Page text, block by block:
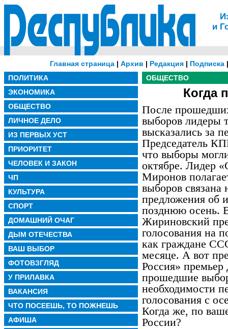
и
Главная страница | Архив | Редакция | Подписка
ПОЛИТИКА
ЭКОНОМИКА
ОБЩЕСТВО
ЛИЧНОЕ ДЕЛО
ИЗ ПЕРВЫХ УСТ
ПРИОРИТЕТ
ЧЕЛОВЕК И ЗАКОН
ЧП
КУЛЬТУРА
СПОРТ
ДОМАШНИЙ ОЧАГ
ДЫМ ОТЕЧЕСТВА
ВАШ ВЫБОР
ФОТОВЗГЛЯД
У ПРИЛАВКА
ВАКАНСИЯ
ЧТО ПОСЕЕШЬ, ТО ПОЖНЕШЬ
АФИША
ОБЩЕСТВО
Когда
После
выборов лидеры
высказались за
Председатель
что выборы
октябре. Лидер
Миронов
выборов связана
предложения об
позднюю осень.
Жириновский
голосования на
как граждане
месяце. А вот
Россия»
прошедшие
необходимости
голосования с
Когда же, по
России?